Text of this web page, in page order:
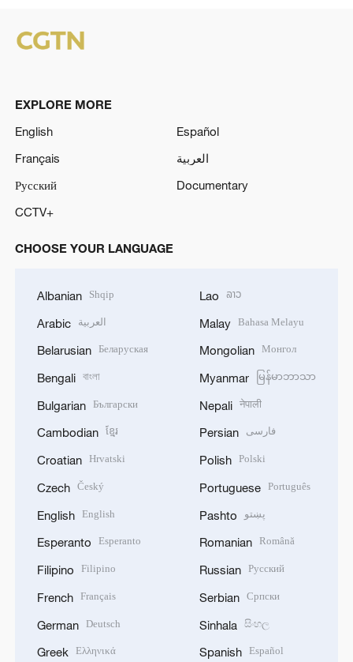
EXPLORE MORE
English
Español
Français
العربية
Русский
Documentary
CCTV+
CHOOSE YOUR LANGUAGE
Albanian Shqip
Arabic العربية
Belarusian Беларуская
Bengali বাংলা
Bulgarian Български
Cambodian ខ្មែរ
Croatian Hrvatski
Czech Český
English English
Esperanto Esperanto
Filipino Filipino
French Français
German Deutsch
Greek Ελληνικά
Lao ລາວ
Malay Bahasa Melayu
Mongolian Монгол
Myanmar မြန်မာဘာသာ
Nepali नेपाली
Persian فارسی
Polish Polski
Portuguese Português
Pashto پښتو
Romanian Română
Russian Русский
Serbian Српски
Sinhala සිංහල
Spanish Español